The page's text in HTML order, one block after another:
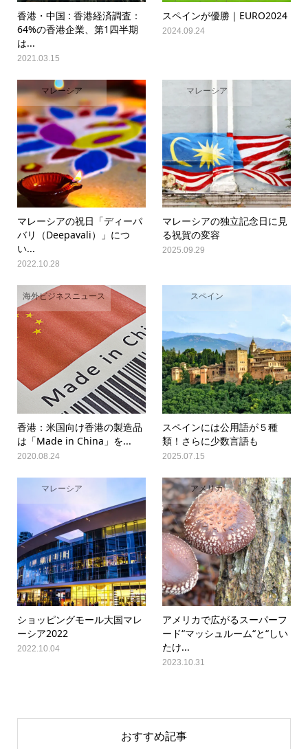
香港・中国 : 香港経済調査：
64%の香港企業、第1四半期
は...
2021.03.15
スペインが優勝｜EURO2024
2024.09.24
マレーシア
マレーシアの祝日「ディーパ
バリ（Deepavali）」につ
い...
2022.10.28
マレーシア
マレーシアの独立記念日に見
る祝賀の変容
2025.09.29
海外ビジネスニュース
香港：米国向け香港の製造品
は「Made in China」を...
2020.08.24
スペイン
スペインには公用語が５種
類！さらに少数言語も
2025.07.15
マレーシア
ショッピングモール大国マレ
ーシア2022
2022.10.04
アメリカ
アメリカで広がるスーパーフ
ード“マッシュルーム“と“しい
たけ...
2023.10.31
おすすめ記事